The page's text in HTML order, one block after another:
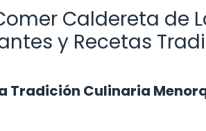
Caldereta de
y Recetas
Tradición Culinaria